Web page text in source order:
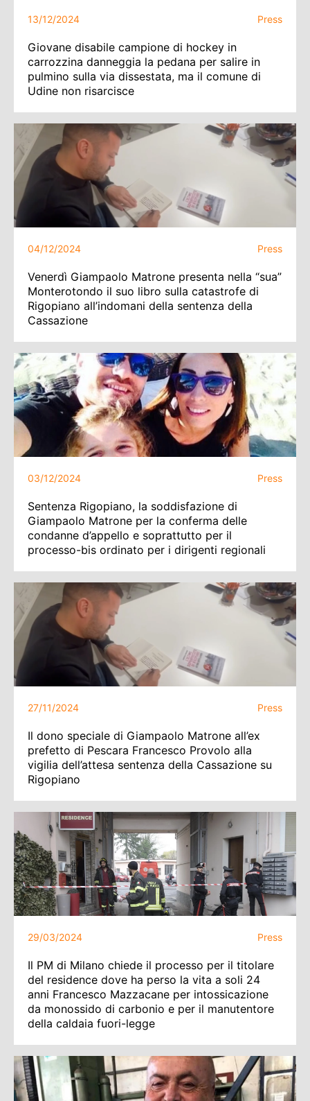
13/12/2024 Press
Giovane disabile campione di hockey in
carrozzina danneggia la pedana per salire in
pulmino sulla via dissestata, ma il comune di
Udine non risarcisce
04/12/2024 Press
Venerdì Giampaolo Matrone presenta nella “sua”
Monterotondo il suo libro sulla catastrofe di
Rigopiano all’indomani della sentenza della
Cassazione
03/12/2024 Press
Sentenza Rigopiano, la soddisfazione di
Giampaolo Matrone per la conferma delle
condanne d’appello e soprattutto per il
processo-bis ordinato per i dirigenti regionali
27/11/2024 Press
Il dono speciale di Giampaolo Matrone all’ex
prefetto di Pescara Francesco Provolo alla
vigilia dell’attesa sentenza della Cassazione su
Rigopiano
29/03/2024 Press
Il PM di Milano chiede il processo per il titolare
del residence dove ha perso la vita a soli 24
anni Francesco Mazzacane per intossicazione
da monossido di carbonio e per il manutentore
della caldaia fuori-legge